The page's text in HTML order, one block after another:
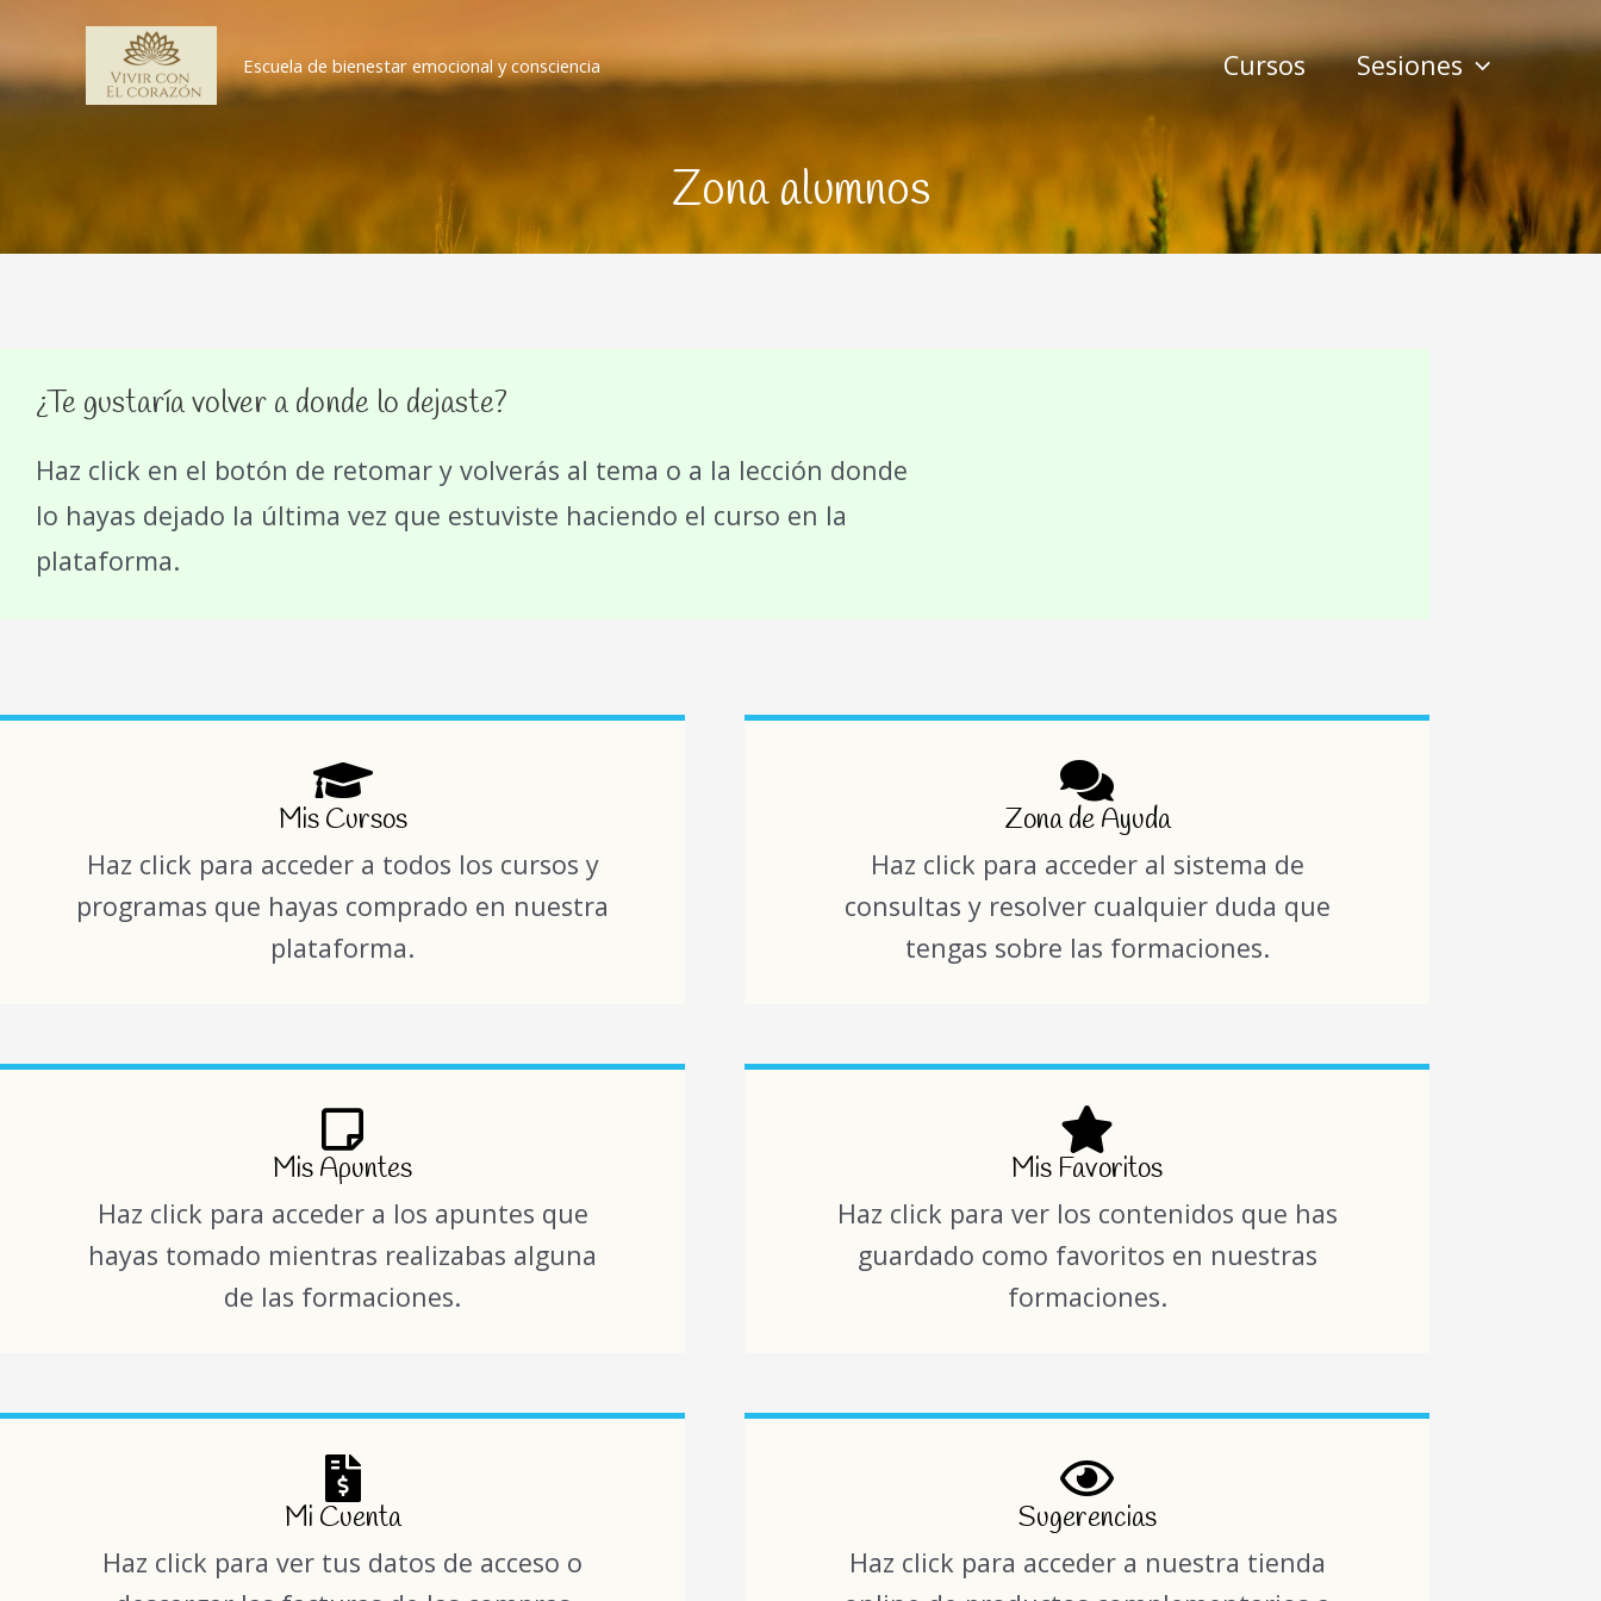
al
contenido
Escuela de bienestar emocional y consciencia Cursos Sesiones
Zona alumnos
¿Te gustaría volver a donde lo dejaste?
Haz click en el botón de retomar y volverás al tema o a la lección donde
lo hayas dejado la última vez que estuviste haciendo el curso en la
plataforma.
Mis Cursos
Haz click para acceder a todos los cursos y
programas que hayas comprado en nuestra
plataforma.
Zona de Ayuda
Haz click para acceder al sistema de
consultas y resolver cualquier duda que
tengas sobre las formaciones.
Mis Apuntes
Haz click para acceder a los apuntes que
hayas tomado mientras realizabas alguna
de las formaciones.
Mis Favoritos
Haz click para ver los contenidos que has
guardado como favoritos en nuestras
formaciones.
Mi Cuenta
Haz click para ver tus datos de acceso o
Sugerencias
Haz click para acceder a nuestra tienda